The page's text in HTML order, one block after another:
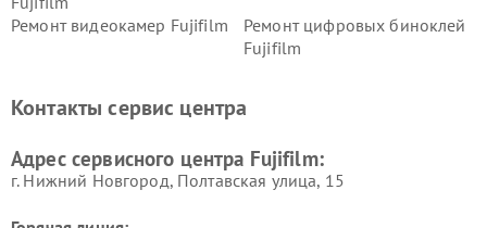
Ремонт видеокамер Fujifilm
Ремонт цифровых биноклей
Fujifilm
Контакты сервис центра
Адрес сервисного центра Fujifilm:
г. Нижний Новгород, Полтавская улица, 15